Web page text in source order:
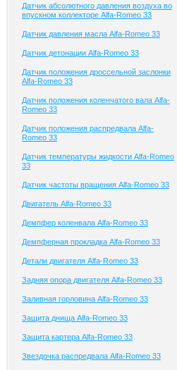
Датчик абсолютного давления воздуха во
впускном коллекторе Alfa-Romeo 33
Датчик давления масла Alfa-Romeo 33
Датчик детонации Alfa-Romeo 33
Датчик положения дроссельной заслонки
Alfa-Romeo 33
Датчик положения коленчатого вала Alfa-
Romeo 33
Датчик положения распредвала Alfa-
Romeo 33
Датчик температуры жидкости Alfa-Romeo
33
Датчик частоты вращения Alfa-Romeo 33
Двигатель Alfa-Romeo 33
Демпфер коленвала Alfa-Romeo 33
Демпферная прокладка Alfa-Romeo 33
Детали двигателя Alfa-Romeo 33
Задняя опора двигателя Alfa-Romeo 33
Заливная горловина Alfa-Romeo 33
Защита днища Alfa-Romeo 33
Защита картера Alfa-Romeo 33
Звездочка распредвала Alfa-Romeo 33